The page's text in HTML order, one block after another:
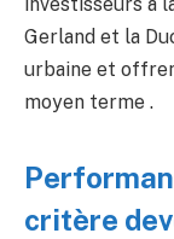
Gerland et la
urbaine et
moyen terme .
critère